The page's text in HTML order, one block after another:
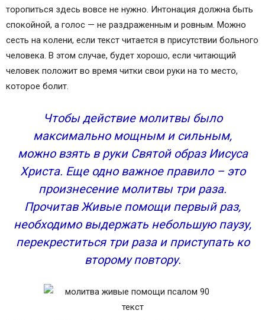
торопиться здесь вовсе не нужно. Интонация должна быть
спокойной, а голос — не раздраженным и ровным. Можно
сесть на колени, если текст читается в присутствии больного
человека. В этом случае, будет хорошо, если читающий
человек положит во время читки свои руки на то место,
которое болит.
Чтобы действие молитвы было
максимально мощным и сильным,
можно взять в руки Святой образ Иисуса
Христа. Еще одно важное правило – это
произнесение молитвы три раза.
Прочитав Живые помощи первый раз,
необходимо выдержать небольшую паузу,
перекреститься три раза и приступать ко
второму повтору.